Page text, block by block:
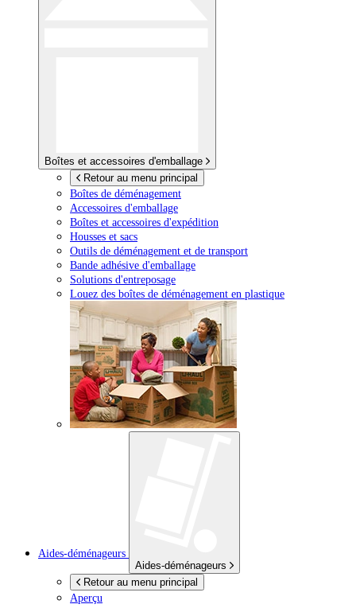
Boîtes et accessoires d'emballage
Retour au menu principal
Boîtes de déménagement
Accessoires d'emballage
Boîtes et accessoires d'expédition
Housses et sacs
Outils de déménagement et de transport
Bande adhésive d'emballage
Solutions d'entreposage
Louez des boîtes de déménagement en plastique
Aides-déménageurs
Aides-déménageurs
Retour au menu principal
Aperçu